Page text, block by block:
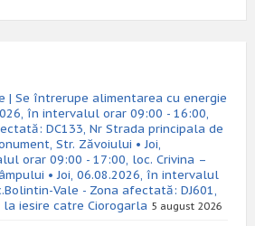
| Se întrerupe alimentarea cu energie
în intervalul orar 09:00 - 16:00,
DC133, Nr Strada principala de
Str. Zăvoiului • Joi,
orar 09:00 - 17:00, loc. Crivina –
• Joi, 06.08.2026, în intervalul
Vale - Zona afectată: DJ601,
iesire catre Ciorogarla 5 august 2026